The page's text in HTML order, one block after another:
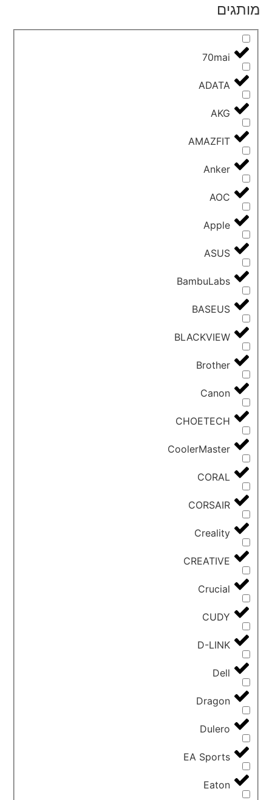
מותגים
70mai
ADATA
AKG
AMAZFIT
Anker
AOC
Apple
ASUS
BambuLabs
BASEUS
BLACKVIEW
Brother
Canon
CHOETECH
CoolerMaster
CORAL
CORSAIR
Creality
CREATIVE
Crucial
CUDY
D-LINK
Dell
Dragon
Dulero
EA Sports
Eaton